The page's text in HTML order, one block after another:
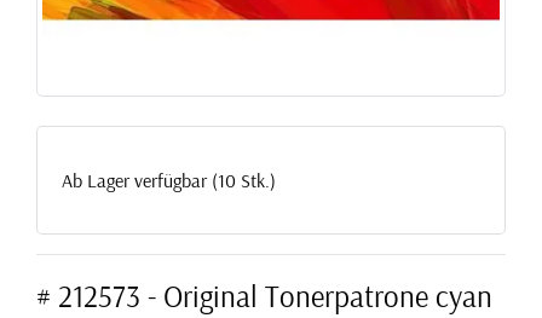
Ab Lager verfügbar (10 Stk.)
# 212573 - Original Tonerpatrone cyan